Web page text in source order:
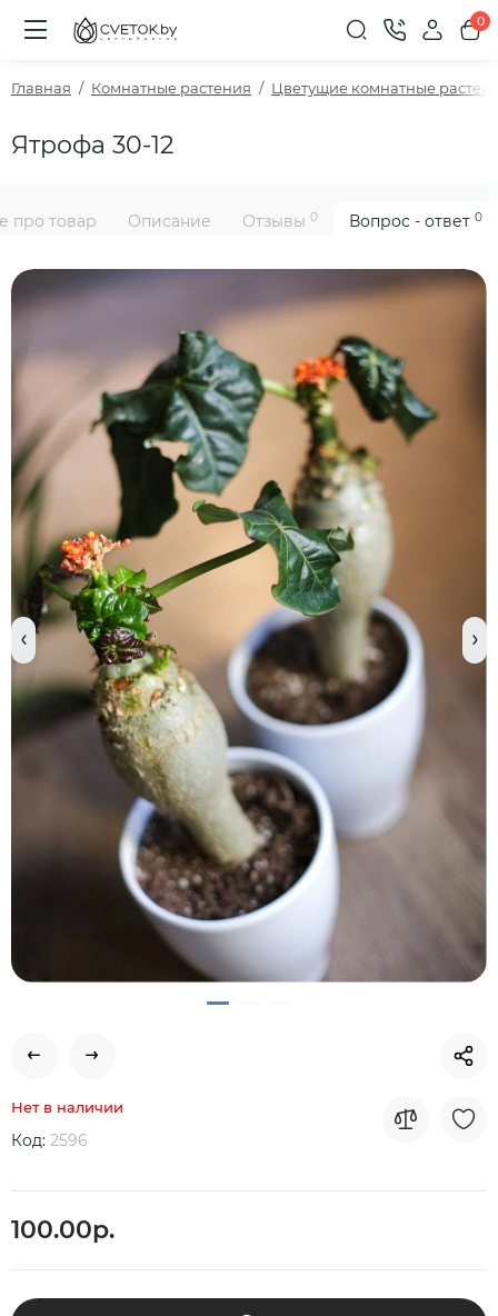
0
Главная Комнатные растения Цветущие комнатные
Ятрофа 30-12
про товар Описание Отзывы 0 Вопрос - ответ 0
Нет в наличии
Код: 2596
100.00р.